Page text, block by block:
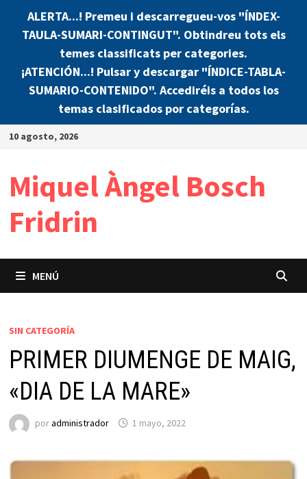
ALERTA...! Premeu i descarregueu-vos "ÍNDEX-
TAULA-SUMARI-CONTINGUT". Obtindreu tots els
temes classificats per categories.
¡ATENCIÓN...! Pulsar y descargar "ÍNDICE-TABLA-
SUMARIO-CONTENIDO". Accediréis a todos los
temas clasificados por categorías.
Saltar
10 agosto, 2026
Miquel Àngel Bosch
Fridrin
MENÚ
SIN CATEGORÍA
PRIMER DIUMENGE DE MAIG,
«DIA DE LA MARE»
poradministrador 1 mayo, 2022